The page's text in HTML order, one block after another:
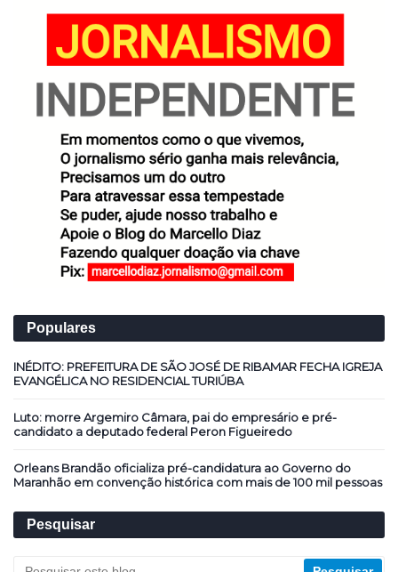
Populares
INÉDITO: PREFEITURA DE SÃO JOSÉ DE RIBAMAR FECHA IGREJA
EVANGÉLICA NO RESIDENCIAL TURIÚBA
Luto: morre Argemiro Câmara, pai do empresário e pré-
candidato a deputado federal Peron Figueiredo
Orleans Brandão oficializa pré-candidatura ao Governo do
Maranhão em convenção histórica com mais de 100 mil pessoas
Pesquisar